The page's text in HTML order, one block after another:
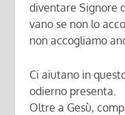
diventare Signore
vano se non lo
non accogliamo
Ci aiutano in
odierno presenta.
Oltre a Gesù,